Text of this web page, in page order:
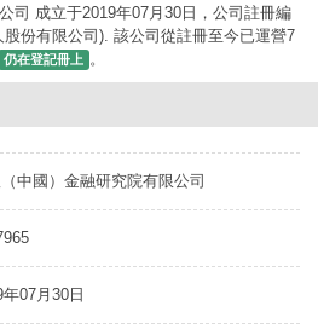
司 成立于2019年07月30日，公司註冊編
份有限公司). 該公司從註冊至今已運營7
仍在登記冊上 。
中國）金融研究院有限公司
07月30日